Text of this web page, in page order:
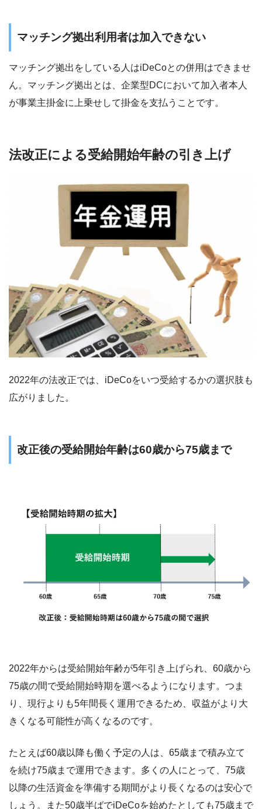
マッチング拠出利用者は加入できない
マッチング拠出をしている人はiDeCoとの併用はできませ
ん。マッチング拠出とは、企業型DCにおいて加入者本人
が事業主掛金に上乗せして掛金を支払うことです。
法改正による受給開始年齢の引き上げ
2022年の法改正では、iDeCoをいつ受給するかの選択肢も
広がりました。
改正後の受給開始年齢は60歳から75歳まで
2022年からは受給開始年齢が5年引き上げられ、60歳から
75歳の間で受給開始時期を選べるようになります。つま
り、現行よりも5年間長く運用できるため、収益がより大
きくなる可能性が高くなるのです。
たとえば60歳以降も働く予定の人は、65歳まで積み立て
を続け75歳まで運用できます。多くの人にとって、75歳
以降の生活資金を準備する期間がより長くなるのは安心で
しょう。また50歳半ばでiDeCoを始めたとしても75歳まで